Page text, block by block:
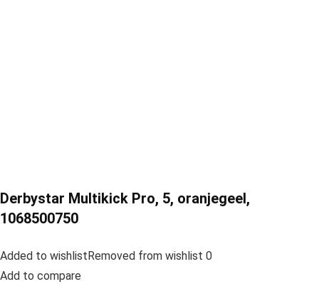
Derbystar Multikick Pro, 5, oranjegeel,
1068500750
Added to wishlistRemoved from wishlist 0
Add to compare